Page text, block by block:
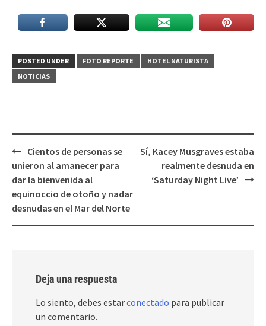
POSTED UNDER FOTO REPORTE
HOTEL NATURISTA
NOTICIAS
Post
navigation
Cientos de personas se
unieron al amanecer para
dar la bienvenida al
equinoccio de otoño y nadar
desnudas en el Mar del Norte
Sí, Kacey Musgraves estaba
realmente desnuda en
‘Saturday Night Live’
Deja una respuesta
Lo siento, debes estarconectado para publicar
un comentario.